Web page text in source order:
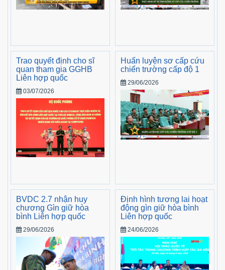
Trao quyết định cho sĩ
quan tham gia GGHB
Liên hợp quốc
03/07/2026
Huấn luyện sơ cấp cứu
chiến trường cấp độ 1
29/06/2026
BVDC 2.7 nhận huy
chương Gìn giữ hòa
bình Liên hợp quốc
29/06/2026
Định hình tương lai hoạt
động gìn giữ hòa bình
Liên hợp quốc
24/06/2026